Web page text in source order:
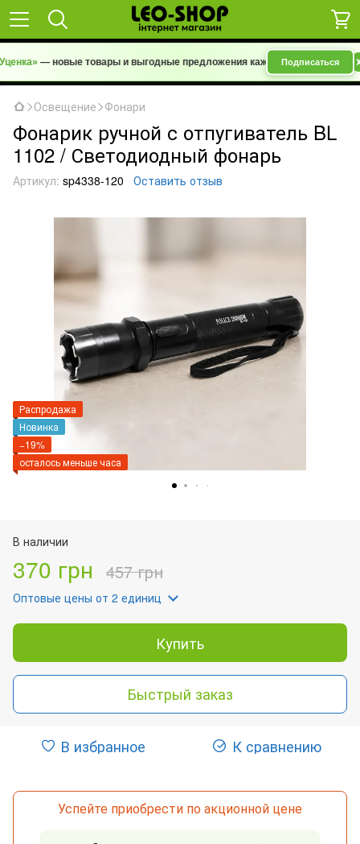
— новые товары и выгодные предложения каждый деньПодписаться
Освещение Фонари
Фонарик ручной с отпугиватель BL
1102 / Светодиодный фонарь
Артикул: sp4338-120 Оставить отзыв
Распродажа
Новинка
−19%
осталось меньше часа
В наличии
370 грн 457 грн
Оптовые цены от 2 единиц
Купить
Быстрый заказ
В избранное К сравнению
Успейте приобрести по акционной цене